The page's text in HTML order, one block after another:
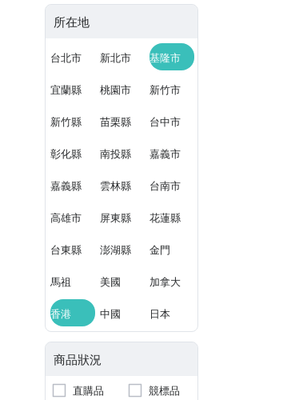
所在地
台北市 新北市 基隆市
宜蘭縣 桃園市 新竹市
新竹縣 苗栗縣 台中市
彰化縣 南投縣 嘉義市
嘉義縣 雲林縣 台南市
高雄市 屏東縣 花蓮縣
台東縣 澎湖縣 金門
馬祖 美國 加拿大
香港 中國 日本
商品狀況
直購品
競標品